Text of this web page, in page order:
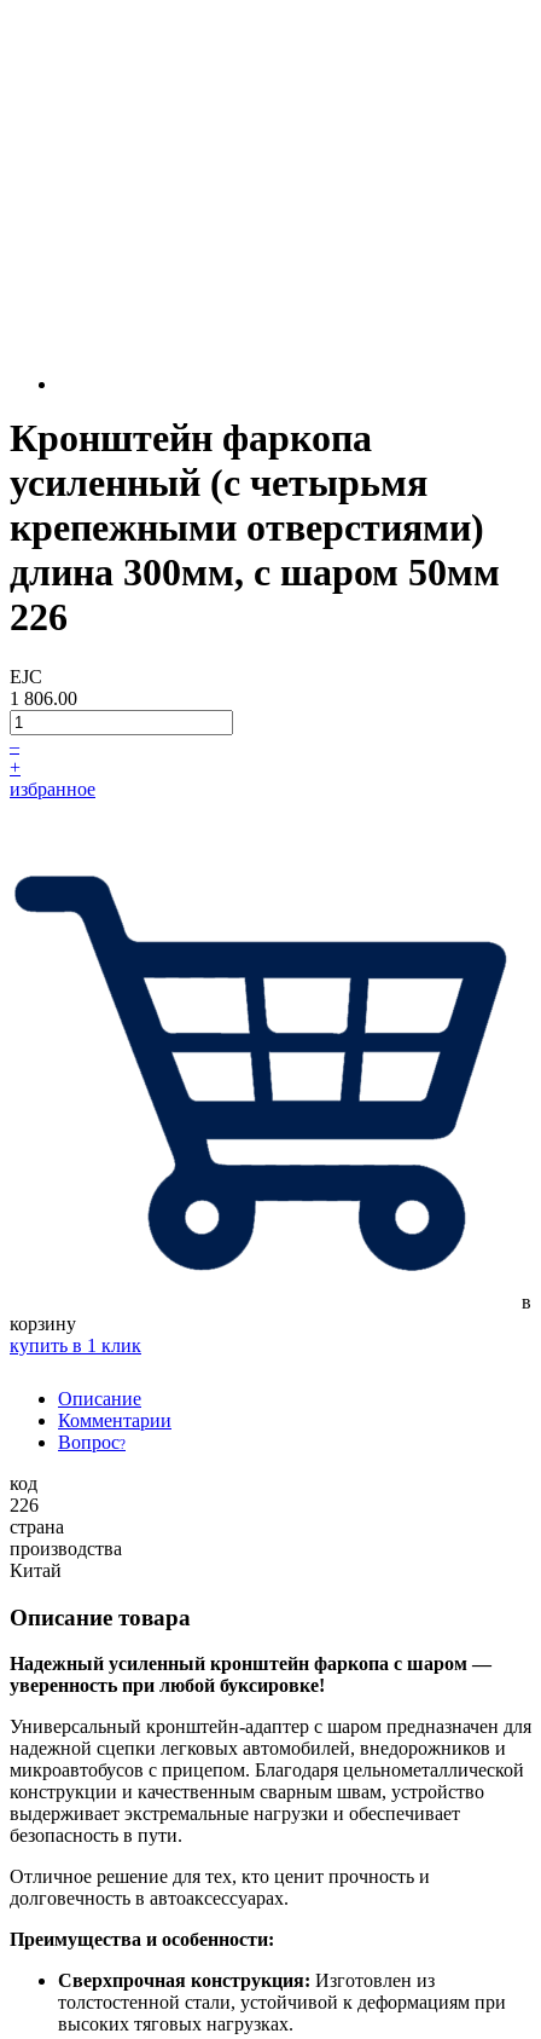
Кронштейн фаркопа
усиленный (с четырьмя
крепежными отверстиями)
длина 300мм, с шаром 50мм
226
EJC
1 806.00
–
+
избранное
в
корзину
купить в 1 клик
Описание
Комментарии
Вопрос?
код
226
страна
производства
Китай
Описание товара
Надежный усиленный кронштейн фаркопа с шаром —
уверенность при любой буксировке!
Универсальный кронштейн-адаптер с шаром предназначен для
надежной сцепки легковых автомобилей, внедорожников и
микроавтобусов с прицепом. Благодаря цельнометаллической
конструкции и качественным сварным швам, устройство
выдерживает экстремальные нагрузки и обеспечивает
безопасность в пути.
Отличное решение для тех, кто ценит прочность и
долговечность в автоаксессуарах.
Преимущества и особенности:
Сверхпрочная конструкция: Изготовлен из
толстостенной стали, устойчивой к деформациям при
высоких тяговых нагрузках.